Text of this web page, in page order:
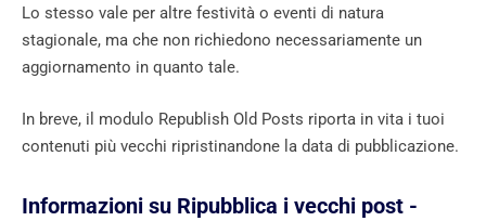
Lo stesso vale per altre festività o eventi di natura
stagionale, ma che non richiedono necessariamente un
aggiornamento in quanto tale.
In breve, il modulo Republish Old Posts riporta in vita i tuoi
contenuti più vecchi ripristinandone la data di pubblicazione.
Informazioni su Ripubblica i vecchi post -